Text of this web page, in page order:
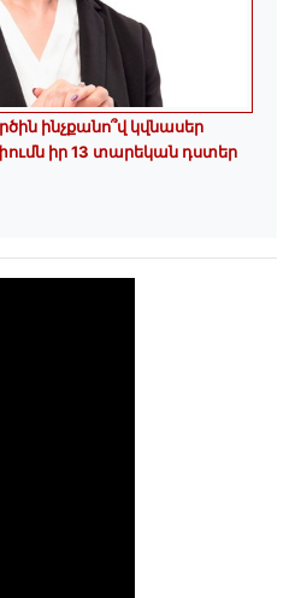
ինչքանո՞վ կվնասեր
իր 13 տարեկան դստեր